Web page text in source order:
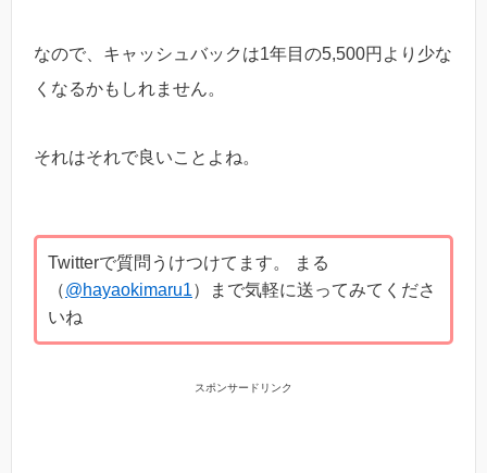
なので、キャッシュバックは1年目の5,500円より少な
くなるかもしれません。
それはそれで良いことよね。
Twitterで質問うけつけてます。 まる
（@hayaokimaru1）まで気軽に送ってみてくださ
いね
スポンサードリンク